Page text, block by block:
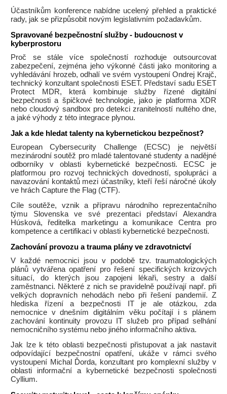
Účastníkům konference nabídne ucelený přehled a praktické
rady, jak se přizpůsobit novým legislativním požadavkům.
Spravované bezpečnostní služby - budoucnost v
kyberprostoru
Proč se stále více společností rozhoduje outsourcovat
zabezpečení, zejména jeho výkonné části jako monitoring a
vyhledávání hrozeb, odhalí ve svém vystoupení Ondrej Krajč,
technický konzultant společnosti ESET. Představí sadu ESET
Protect MDR, která kombinuje služby řízené digitální
bezpečnosti a špičkové technologie, jako je platforma XDR
nebo cloudový sandbox pro detekci zranitelností nultého dne,
a jaké výhody z této integrace plynou.
Jak a kde hledat talenty na kybernetickou bezpečnost?
European Cybersecurity Challenge (ECSC) je největší
mezinárodní soutěž pro mladé talentované studenty a nadějné
odborníky v oblasti kybernetické bezpečnosti. ECSC je
platformou pro rozvoj technických dovedností, spolupráci a
navazování kontaktů mezi účastníky, kteří řeší náročné úkoly
ve hrách Capture the Flag (CTF).
Cíle soutěže, vznik a přípravu národního reprezentačního
týmu Slovenska ve své prezentaci představí Alexandra
Húsková, ředitelka marketingu a komunikace Centra pro
kompetence a certifikaci v oblasti kybernetické bezpečnosti.
Zachování provozu a trauma plány ve zdravotnictví
V každé nemocnici jsou v podobě tzv. traumatologických
plánů vytvářena opatření pro řešení specifických krizových
situací, do kterých jsou zapojeni lékaři, sestry a další
zaměstnanci. Některé z nich se pravidelně používají např. při
velkých dopravních nehodách nebo při řešení pandemií. Z
hlediska řízení a bezpečnosti IT je ale otázkou, zda
nemocnice v dnešním digitálním věku počítají i s plánem
zachování kontinuity provozu IT služeb pro případ selhání
nemocničního systému nebo jiného informačního aktiva.
Jak lze k této oblasti bezpečnosti přistupovat a jak nastavit
odpovídající bezpečnostní opatření, ukáže v rámci svého
vystoupení Michal Ďorda, konzultant pro komplexní služby v
oblasti informační a kybernetické bezpečnosti společnosti
Cyllium.